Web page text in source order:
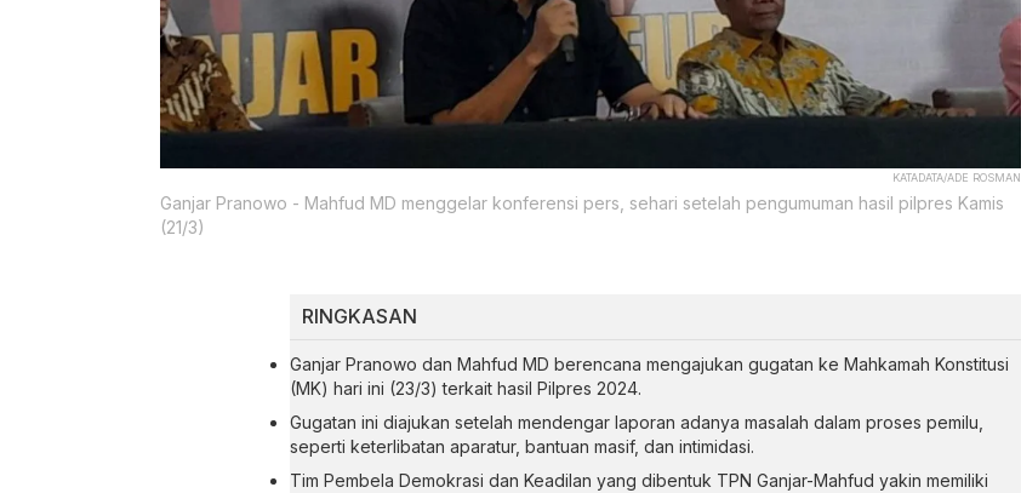
KATADATA/ADE ROSMAN
Ganjar Pranowo - Mahfud MD menggelar konferensi pers, sehari setelah pengumuman hasil pilpres Kamis
(21/3)
RINGKASAN
Ganjar Pranowo dan Mahfud MD berencana mengajukan gugatan ke Mahkamah Konstitusi
(MK) hari ini (23/3) terkait hasil Pilpres 2024.
Gugatan ini diajukan setelah mendengar laporan adanya masalah dalam proses pemilu,
seperti keterlibatan aparatur, bantuan masif, dan intimidasi.
Tim Pembela Demokrasi dan Keadilan yang dibentuk TPN Ganjar-Mahfud yakin memiliki